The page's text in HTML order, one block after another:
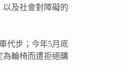
及社會對障礙的
代步；今年5月底
為輪椅而遭拒絕購